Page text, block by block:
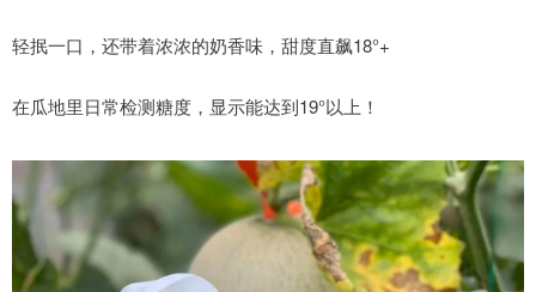
轻抿一口，还带着浓浓的奶香味，甜度直飙18°+
在瓜地里日常检测糖度，显示能达到19°以上！